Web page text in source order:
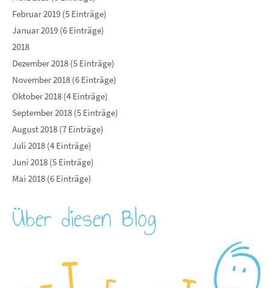
Februar 2019 (5 Einträge)
Januar 2019 (6 Einträge)
2018
Dezember 2018 (5 Einträge)
November 2018 (6 Einträge)
Oktober 2018 (4 Einträge)
September 2018 (5 Einträge)
August 2018 (7 Einträge)
Juli 2018 (4 Einträge)
Juni 2018 (5 Einträge)
Mai 2018 (6 Einträge)
Über diesen Blog